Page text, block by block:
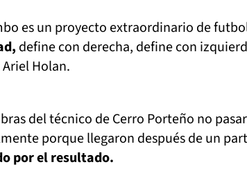
es un proyecto extraordinario de
define con derecha, define con
Holan.
del técnico de Cerro Porteño no
porque llegaron después de un
por el resultado.